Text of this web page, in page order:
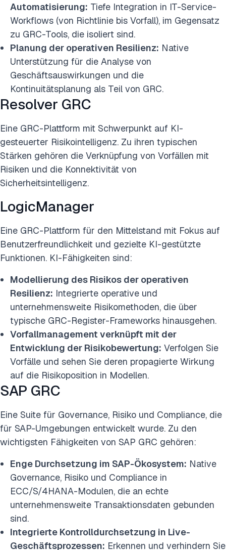
Automatisierung: Tiefe Integration in IT-Service-
Workflows (von Richtlinie bis Vorfall), im Gegensatz
zu GRC-Tools, die isoliert sind.
Planung der operativen Resilienz: Native
Unterstützung für die Analyse von
Geschäftsauswirkungen und die
Kontinuitätsplanung als Teil von GRC.
Resolver GRC
Eine GRC-Plattform mit Schwerpunkt auf KI-
gesteuerter Risikointelligenz. Zu ihren typischen
Stärken gehören die Verknüpfung von Vorfällen mit
Risiken und die Konnektivität von
Sicherheitsintelligenz.
LogicManager
Eine GRC-Plattform für den Mittelstand mit Fokus auf
Benutzerfreundlichkeit und gezielte KI-gestützte
Funktionen. KI-Fähigkeiten sind:
Modellierung des Risikos der operativen
Resilienz: Integrierte operative und
unternehmensweite Risikomethoden, die über
typische GRC-Register-Frameworks hinausgehen.
Vorfallmanagement verknüpft mit der
Entwicklung der Risikobewertung: Verfolgen Sie
Vorfälle und sehen Sie deren propagierte Wirkung
auf die Risikoposition in Modellen.
SAP GRC
Eine Suite für Governance, Risiko und Compliance, die
für SAP-Umgebungen entwickelt wurde. Zu den
wichtigsten Fähigkeiten von SAP GRC gehören:
Enge Durchsetzung im SAP-Ökosystem: Native
Governance, Risiko und Compliance in
ECC/S/4HANA-Modulen, die an echte
unternehmensweite Transaktionsdaten gebunden
sind.
Integrierte Kontrolldurchsetzung in Live-
Geschäftsprozessen: Erkennen und verhindern Sie